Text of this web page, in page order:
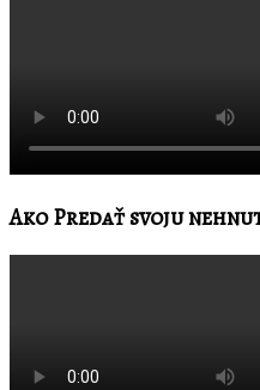
Ako Predať svoju